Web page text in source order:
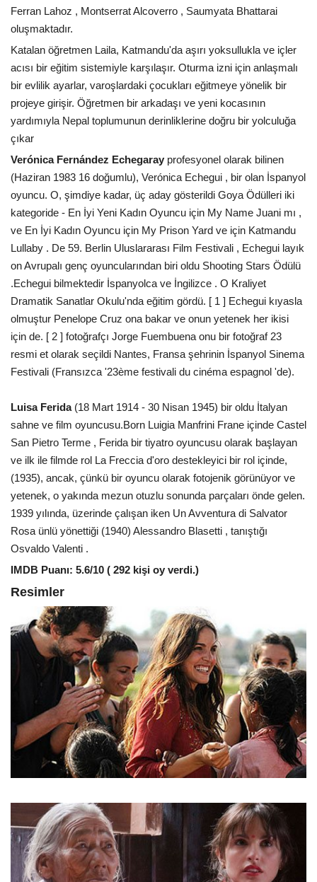
Ferran Lahoz , Montserrat Alcoverro , Saumyata Bhattarai
oluşmaktadır.
Katalan öğretmen Laila, Katmandu'da aşırı yoksullukla ve içler
acısı bir eğitim sistemiyle karşılaşır. Oturma izni için anlaşmalı
bir evlilik ayarlar, varoşlardaki çocukları eğitmeye yönelik bir
projeye girişir. Öğretmen bir arkadaşı ve yeni kocasının
yardımıyla Nepal toplumunun derinliklerine doğru bir yolculuğa
çıkar
Verónica Fernández Echegaray profesyonel olarak bilinen
(Haziran 1983 16 doğumlu), Verónica Echegui , bir olan İspanyol
oyuncu. O, şimdiye kadar, üç aday gösterildi Goya Ödülleri iki
kategoride - En İyi Yeni Kadın Oyuncu için My Name Juani mı ,
ve En İyi Kadın Oyuncu için My Prison Yard ve için Katmandu
Lullaby . De 59. Berlin Uluslararası Film Festivali , Echegui layık
on Avrupalı ​​genç oyuncularından biri oldu Shooting Stars Ödülü
.Echegui bilmektedir İspanyolca ve İngilizce . O Kraliyet
Dramatik Sanatlar Okulu'nda eğitim gördü. [ 1 ] Echegui kıyasla
olmuştur Penelope Cruz ona bakar ve onun yetenek her ikisi
için de. [ 2 ] fotoğrafçı Jorge Fuembuena onu bir fotoğraf 23
resmi et olarak seçildi Nantes, Fransa şehrinin İspanyol Sinema
Festivali (Fransızca '23ème festivali du cinéma espagnol 'de).
Luisa Ferida(18 Mart 1914 - 30 Nisan 1945) bir oldu İtalyan
sahne ve film oyuncusu.Born Luigia Manfrini Frane içinde Castel
San Pietro Terme , Ferida bir tiyatro oyuncusu olarak başlayan
ve ilk ile filmde rol La Freccia d'oro destekleyici bir rol içinde,
(1935), ancak, çünkü bir oyuncu olarak fotojenik görünüyor ve
yetenek, o yakında mezun otuzlu sonunda parçaları önde gelen.
1939 yılında, üzerinde çalışan iken Un Avventura di Salvator
Rosa ünlü yönettiği (1940) Alessandro Blasetti , tanıştığı
Osvaldo Valenti .
IMDB Puanı: 5.6/10 ( 292 kişi oy verdi.)
Resimler